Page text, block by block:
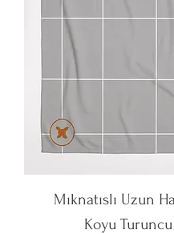
Mıknatıslı Uzun
Koyu Turuncu